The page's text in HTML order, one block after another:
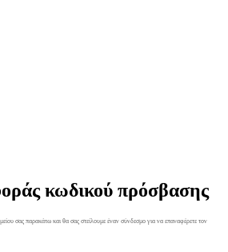
κωδικού πρόσβασης
σας παρακάτω και θα σας στείλουμε έναν σύνδεσμο για να επαναφέρετε τον